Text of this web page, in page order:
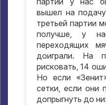
вышел на
третьей партии
получше,у
переходящих
доиграли. На
рисковать, 14
Но если
сетки, если они
допрыгнуть до